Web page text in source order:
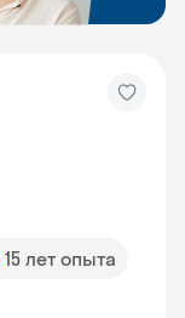
15 лет опыта